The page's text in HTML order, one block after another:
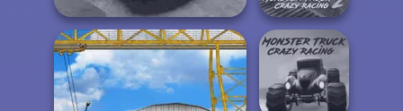
Offroad Muddy Trucks
Monster Truck
Crazy Racing 2